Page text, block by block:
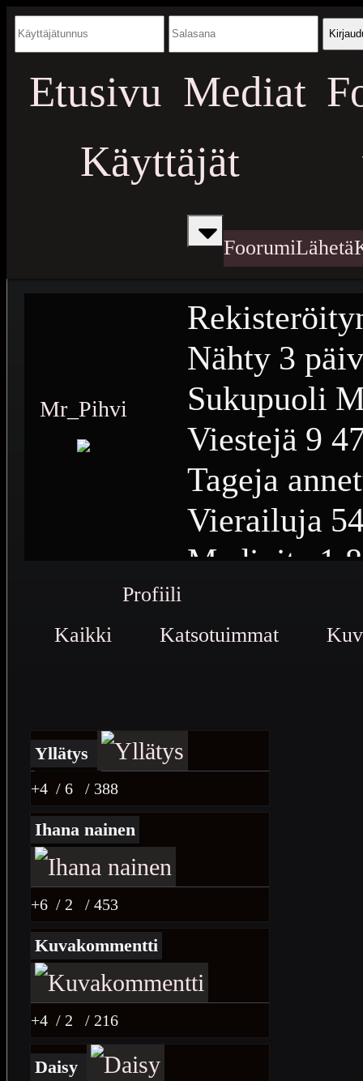
Etusivu Mediat
Käyttäjät
FoorumiLähetä
Mr_Pihvi
Nähty 3
Sukupuoli
Viestejä 9
Tageja
Vierailuja
Medioita
1
Plussia
12
Profiili
Kaikki
Katsotuimmat
Yllätys
+4 / 6 / 388
Ihana nainen
+6 / 2 / 453
Kuvakommentti
+4 / 2 / 216
Daisy